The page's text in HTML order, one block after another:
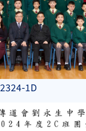
2324-1D